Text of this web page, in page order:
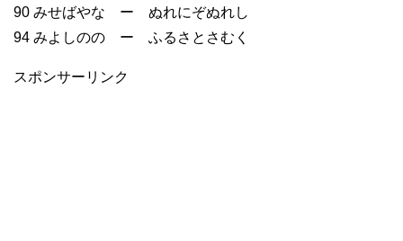
90 みせばやな ー ぬれにぞぬれし
94 みよしのの ー ふるさとさむく
スポンサーリンク